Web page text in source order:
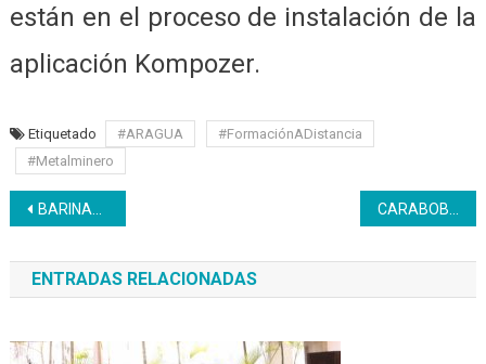
están en el proceso de instalación de la
aplicación Kompozer.
Etiquetado #ARAGUA
#FormaciónADistancia
#Metalminero
Navegación
de
entradas
BARINAS | Estudiantes del bachillerato productivo continúan su proceso formativo desde casa
ENTRADAS RELACIONADAS